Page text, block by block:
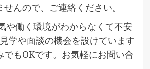
んので、ご連絡ください。
や働く環境がわからなくて不安
学や面談の機会を設けています
でもOKです。お気軽にお問い合